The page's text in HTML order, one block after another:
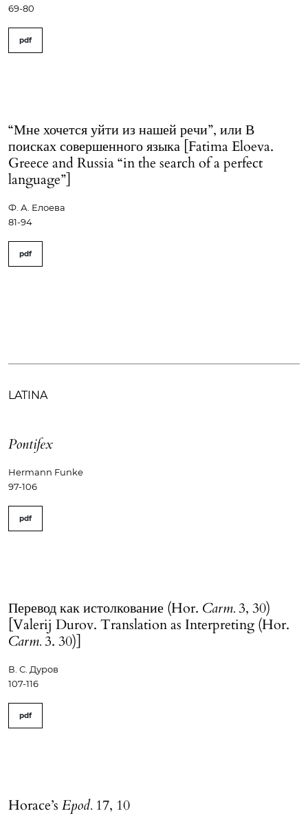
69-80
pdf
“Мне хочется уйти из нашей речи”, или В
поисках совершенного языка [Fatima Eloeva.
Greece and Russia “in the search of a perfect
language”]
Ф. А. Елоева
81-94
pdf
LATINA
Pontifex
Hermann Funke
97-106
pdf
Перевод как истолкование (Hor. Carm.3, 30)
[Valerij Durov. Translation as Interpreting (Hor.
Carm.3. 30)]
В. С. Дуров
107-116
pdf
Horace’s Epod. 17, 10